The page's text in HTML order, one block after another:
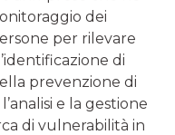
dei
per rilevare
di
prevenzione di
e la gestione
di vulnerabilità in